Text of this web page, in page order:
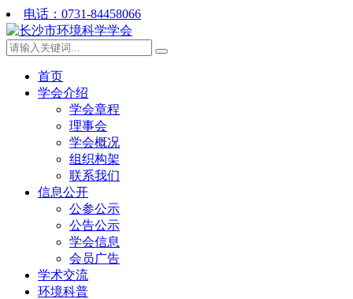
电话：0731-84458066
首页
学会介绍
学会章程
理事会
学会概况
组织构架
联系我们
信息公开
公参公示
公告公示
学会信息
会员广告
学术交流
环境科普